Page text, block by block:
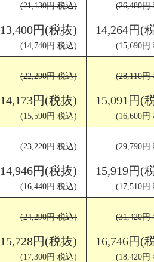
(21,130円 税込)
13,400円(税抜)
(14,740円 税込)
(26,480円
14,264円(
(15,690円
(22,200円 税込)
14,173円(税抜)
(15,590円 税込)
(28,110円
15,091円(
(16,600円
(23,220円 税込)
14,946円(税抜)
(16,440円 税込)
(29,790円
15,919円(
(17,510円
(24,290円 税込)
15,728円(税抜)
(17,300円 税込)
(31,420円
16,746円(
(18,420円